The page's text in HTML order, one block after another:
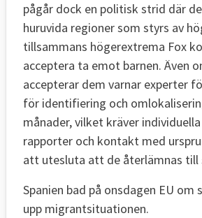
pågår dock en politisk strid där
huruvida regioner som styrs av
tillsammans högerextrema Fox
acceptera ta emot barnen. Även
accepterar dem varnar experter
för identifiering och
månader, vilket kräver
rapporter och kontakt med
att utesluta att de återlämnas till
Spanien bad på onsdagen EU
upp migrantsituationen.